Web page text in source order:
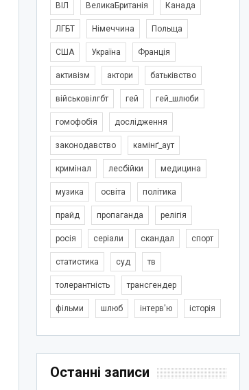
ВІЛ ВеликаБританія Канада
ЛГБТ Німеччина Польща
США Україна Франція
активізм актори батьківство
військовілгбт гей гей_шлюби
гомофобія дослідження
законодавство камінґ_аут
кримінал лесбійки медицина
музика освіта політика
прайд пропаганда релігія
росія серіали скандал спорт
статистика суд тв
толерантність трансгендер
фільми шлюб інтерв'ю історія
Останні записи